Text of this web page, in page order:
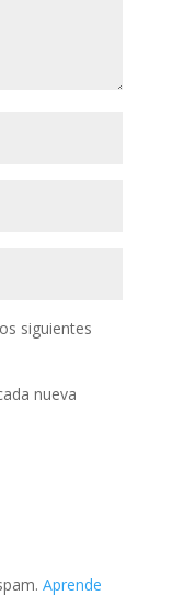
siguientes
nueva
Aprende